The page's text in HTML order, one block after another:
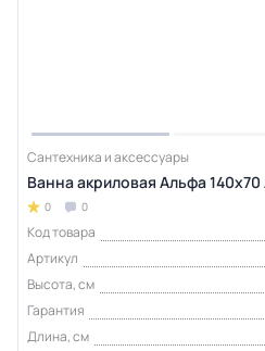
Сантехника и аксессуары
Ванна акриловая Альфа
0 0
Код товара
Артикул
Высота, см
Гарантия
Длина, см